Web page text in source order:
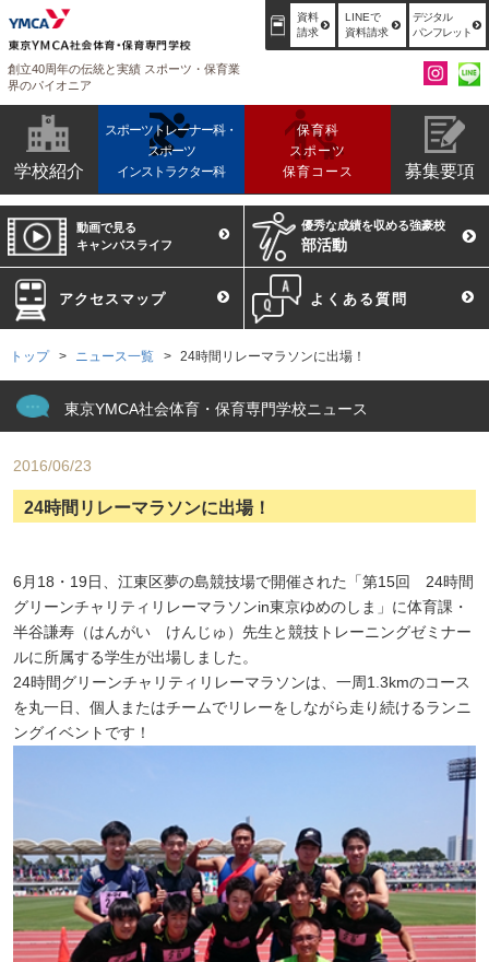
創立40周年の伝統と実績 スポーツ・保育業
界のパイオニア
資料
請求
LINEで
資料請求
デジタル
パンフレット
学校紹介
スポーツトレーナー科・
スポーツ
インストラクター科
保育科
スポーツ
保育コース
募集要項
動画で見る
キャンパスライフ
優秀な成績を収める強豪校
部活動
アクセスマップ よくある質問
トップ ニュース一覧 24時間リレーマラソンに出場！
東京YMCA社会体育・保育専門学校ニュース
2016/06/23
24時間リレーマラソンに出場！
6月18・19日、江東区夢の島競技場で開催された「第15回 24時間
グリーンチャリティリレーマラソンin東京ゆめのしま」に体育課・
半谷謙寿（はんがい けんじゅ）先生と競技トレーニングゼミナー
ルに所属する学生が出場しました。
24時間グリーンチャリティリレーマラソンは、一周1.3kmのコース
を丸一日、個人またはチームでリレーをしながら走り続けるランニ
ングイベントです！